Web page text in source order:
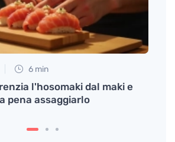
6 min
l'hosomaki dal maki e
pena assaggiarlo